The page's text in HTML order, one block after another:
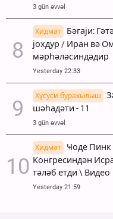
3 gün əvvəl
Хидмәт
Бәгаји:
јохдур / Иран вә
мәрһәләсиндәдир
Yesterday 22:33
Хүсуси бурахылыш
шәһадәти - 11
3 gün əvvəl
Хидмәт
Ҹоде
Конгресиндән
тәләб етди \ Видео
Yesterday 21:59